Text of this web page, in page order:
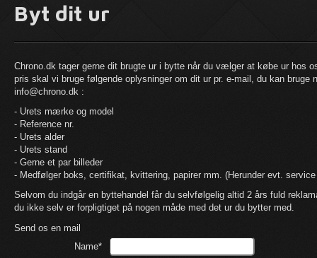
Byt dit ur
Chrono.dk tager gerne dit brugte ur i bytte når du vælger at købe ur hos
pris skal vi bruge følgende oplysninger om dit ur pr. e-mail, du kan bruge
info@chrono.dk :
- Urets mærke og model
- Reference nr.
- Urets alder
- Urets stand
- Gerne et par billeder
- Medfølger boks, certifikat, kvittering, papirer mm. (Herunder evt. service
Selvom du indgår en byttehandel får du selvfølgelig altid 2 års fuld
du ikke selv er forpligtiget på nogen måde med det ur du bytter med.
Send os en mail
Name*